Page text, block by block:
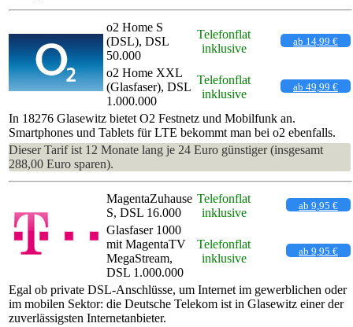
o2 Home S
(DSL), DSL
50.000
Telefonflat
inklusive
ab 14,99 €
o2 Home XXL
(Glasfaser), DSL
1.000.000
Telefonflat
inklusive
ab 49,99 €
In 18276 Glasewitz bietet O2 Festnetz und Mobilfunk an.
Smartphones und Tablets für LTE bekommt man bei o2 ebenfalls.
Dieser Tarif ist 12 Monate lang je 24 Euro günstiger (insgesamt
288,00 Euro sparen).
MagentaZuhause
S, DSL 16.000
Telefonflat
inklusive
ab 9,95 €
Glasfaser 1000
mit MagentaTV
MegaStream,
DSL 1.000.000
Telefonflat
inklusive
ab 9,95 €
Egal ob private DSL-Anschlüsse, um Internet im gewerblichen oder
im mobilen Sektor: die Deutsche Telekom ist in Glasewitz einer der
zuverlässigsten Internetanbieter.